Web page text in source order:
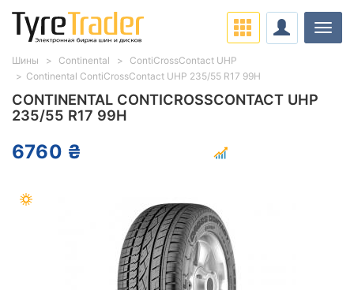
CONTINENTAL CONTICROSSCONTACT UHP
235/55 R17 99H
6760 ₴
Шины Continental
ContiCrossContact UHP
Continental ContiCrossContact UHP 235/55 R17 99H